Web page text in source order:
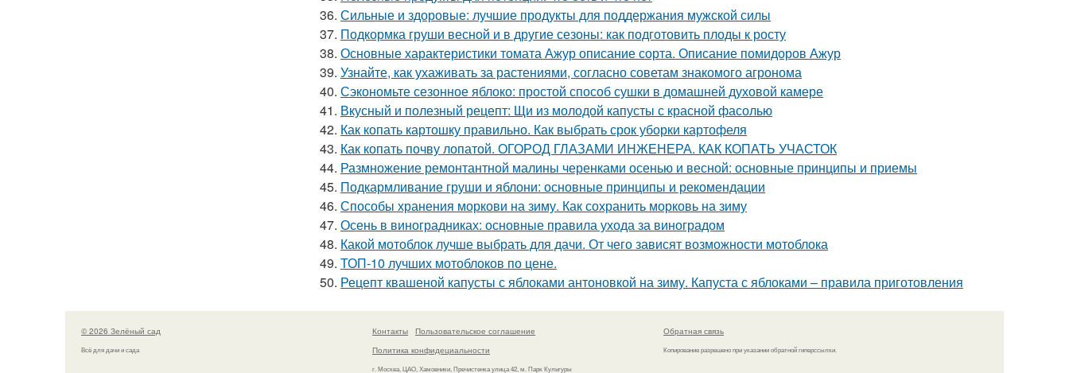
36. Сильные и здоровые: лучшие продукты для поддержания мужской силы
37. Подкормка груши весной и в другие сезоны: как подготовить плоды к росту
38. Основные характеристики томата Ажур описание сорта. Описание помидоров Ажур
39. Узнайте, как ухаживать за растениями, согласно советам знакомого агронома
40. Сэкономьте сезонное яблоко: простой способ сушки в домашней духовой камере
41. Вкусный и полезный рецепт: Щи из молодой капусты с красной фасолью
42. Как копать картошку правильно. Как выбрать срок уборки картофеля
43. Как копать почву лопатой. ОГОРОД ГЛАЗАМИ ИНЖЕНЕРА. КАК КОПАТЬ УЧАСТОК
44. Размножение ремонтантной малины черенками осенью и весной: основные принципы и приемы
45. Подкармливание груши и яблони: основные принципы и рекомендации
46. Способы хранения моркови на зиму. Как сохранить морковь на зиму
47. Осень в виноградниках: основные правила ухода за виноградом
48. Какой мотоблок лучше выбрать для дачи. От чего зависят возможности мотоблока
49. ТОП-10 лучших мотоблоков по цене.
50. Рецепт квашеной капусты с яблоками антоновкой на зиму. Капуста с яблоками – правила приготовления
© 2026 Зелёный сад
Всё для дачи и сада
Контакты
Пользовательское соглашение
Политика конфидециальности
г. Москва, ЦАО, Хамовники, Пречистенка улица 42, м. Парк Культуры
Обратная связь
Копирование разрешено при указании обратной гиперссылки.